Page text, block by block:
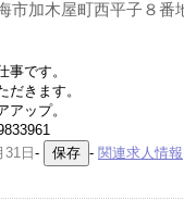
市加木屋町西平子８番
です。
だきます。
ップ。
日 - - 関連求人情報